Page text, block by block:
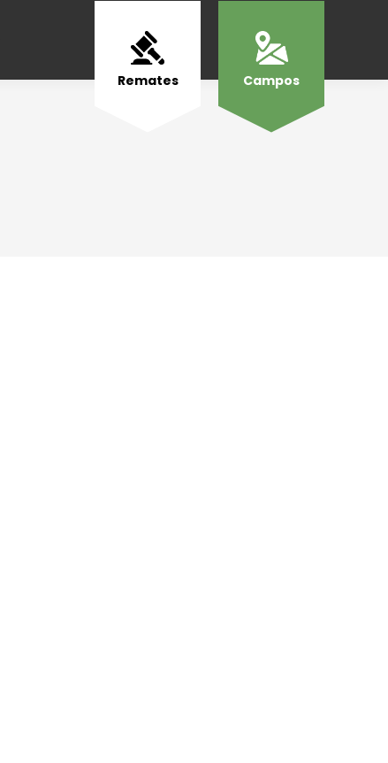
Remates Campos